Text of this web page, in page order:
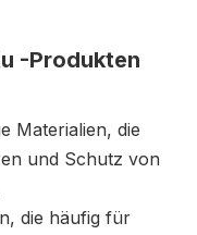
-Produkten
Materialien, die
und Schutz von
die häufig für